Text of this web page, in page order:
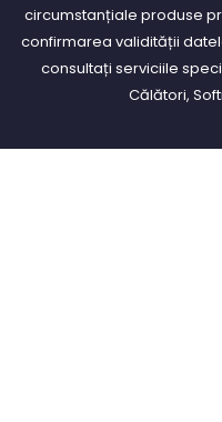
circumstanțiale produse
confirmarea validității
consultați serviciile
Călători,